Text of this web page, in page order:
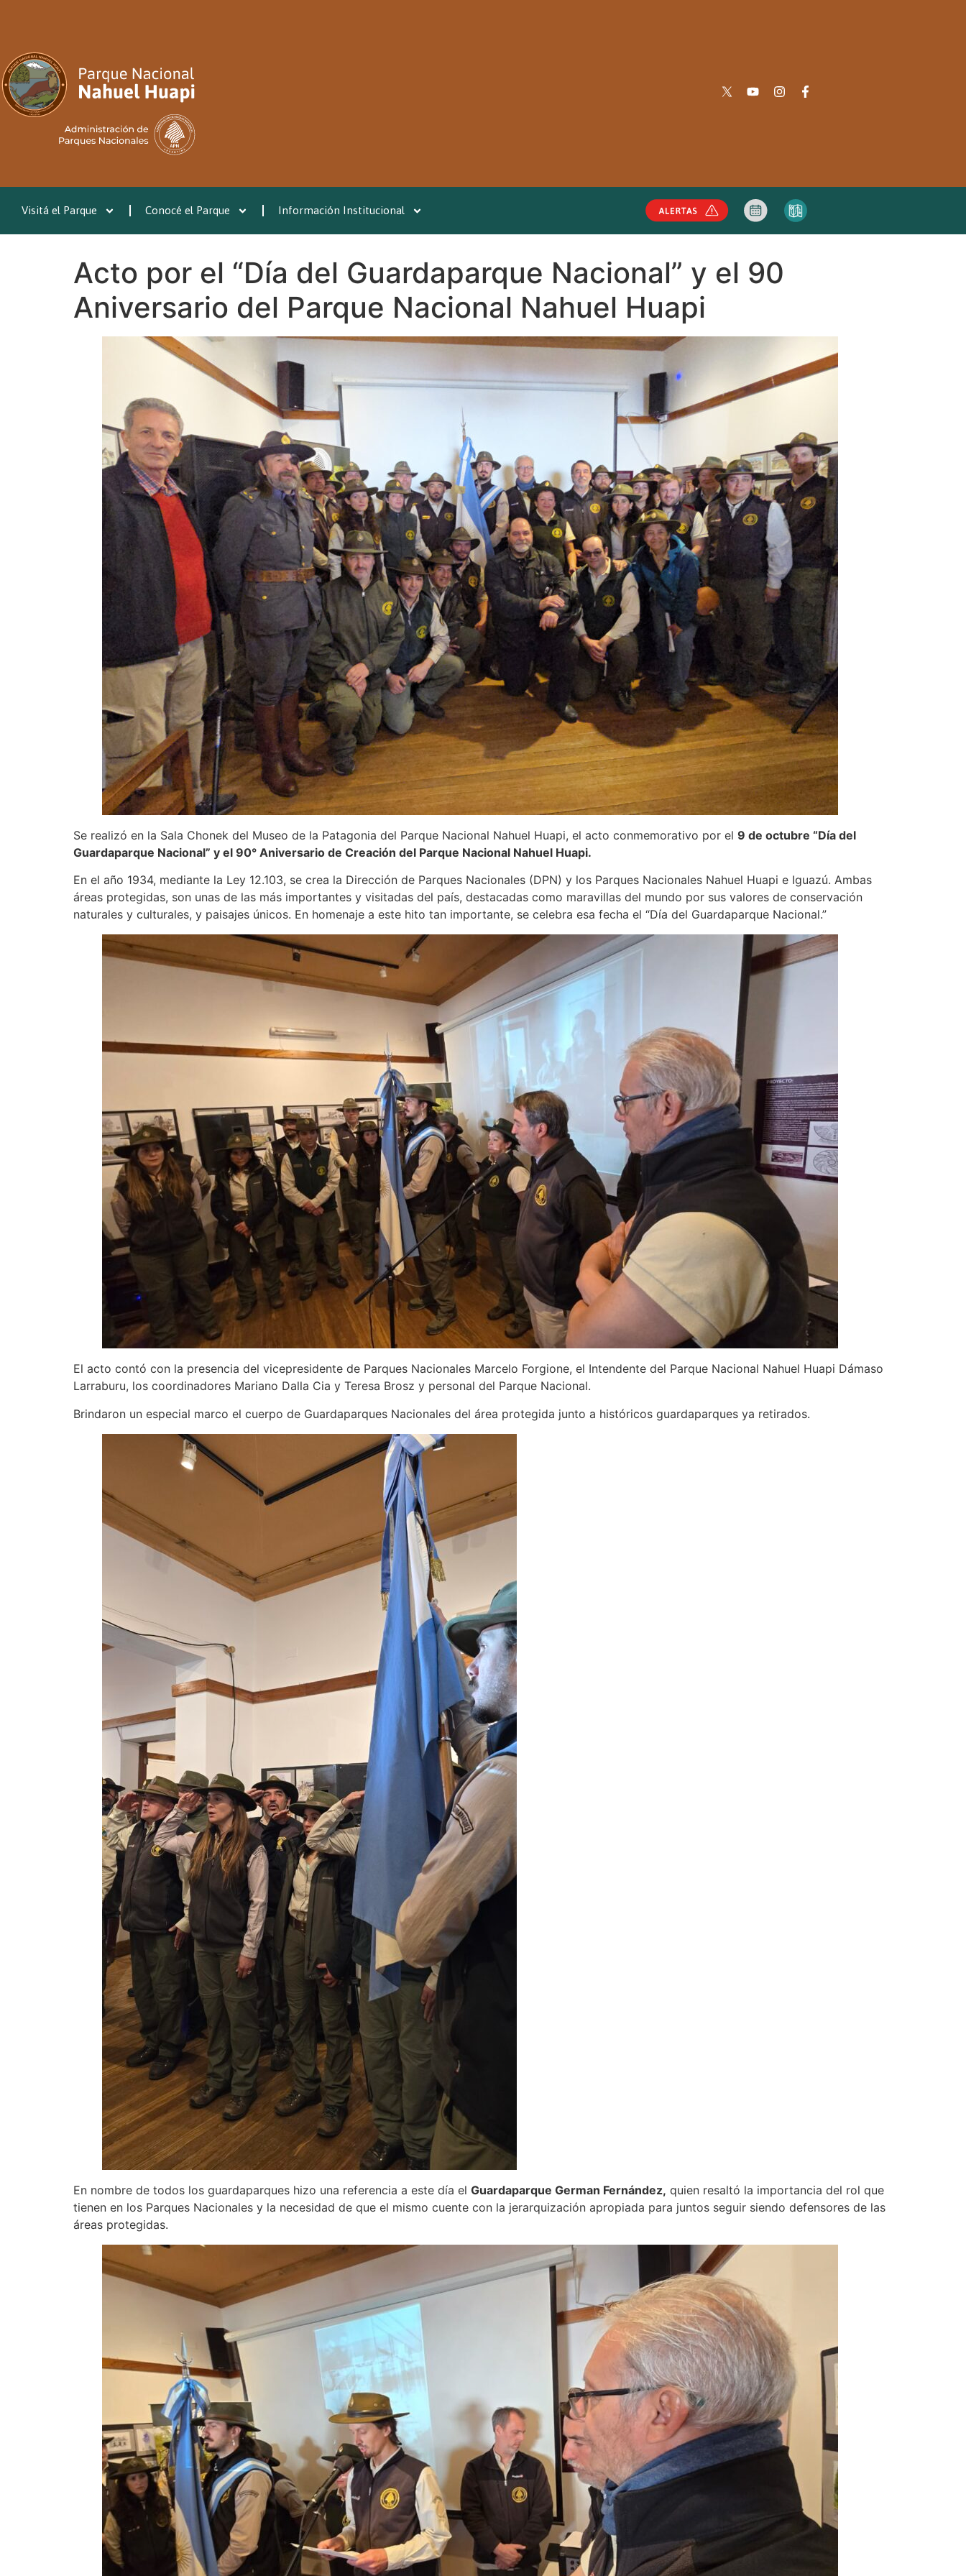
Visitá el Parque Conocé el Parque Información Institucional
Acto por el “Día del Guardaparque Nacional” y el 90
Aniversario del Parque Nacional Nahuel Huapi
Se realizó en la Sala Chonek del Museo de la Patagonia del Parque Nacional Nahuel Huapi, el acto conmemorativo por el 9 de octubre “Día del
Guardaparque Nacional” y el 90° Aniversario de Creación del Parque Nacional Nahuel Huapi.
En el año 1934, mediante la Ley 12.103, se crea la Dirección de Parques Nacionales (DPN) y los Parques Nacionales Nahuel Huapi e Iguazú. Ambas
áreas protegidas, son unas de las más importantes y visitadas del país, destacadas como maravillas del mundo por sus valores de conservación
naturales y culturales, y paisajes únicos. En homenaje a este hito tan importante, se celebra esa fecha el “Día del Guardaparque Nacional.”
El acto contó con la presencia del vicepresidente de Parques Nacionales Marcelo Forgione, el Intendente del Parque Nacional Nahuel Huapi Dámaso
Larraburu, los coordinadores Mariano Dalla Cia y Teresa Brosz y personal del Parque Nacional.
Brindaron un especial marco el cuerpo de Guardaparques Nacionales del área protegida junto a históricos guardaparques ya retirados.
En nombre de todos los guardaparques hizo una referencia a este día el Guardaparque German Fernández, quien resaltó la importancia del rol que
tienen en los Parques Nacionales y la necesidad de que el mismo cuente con la jerarquización apropiada para juntos seguir siendo defensores de las
áreas protegidas.